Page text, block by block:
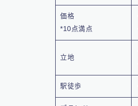
価格
*10点満点
立地
駅徒歩